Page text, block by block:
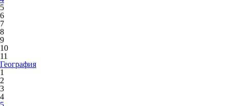
5
6
7
8
9
10
11
География
1
2
3
4